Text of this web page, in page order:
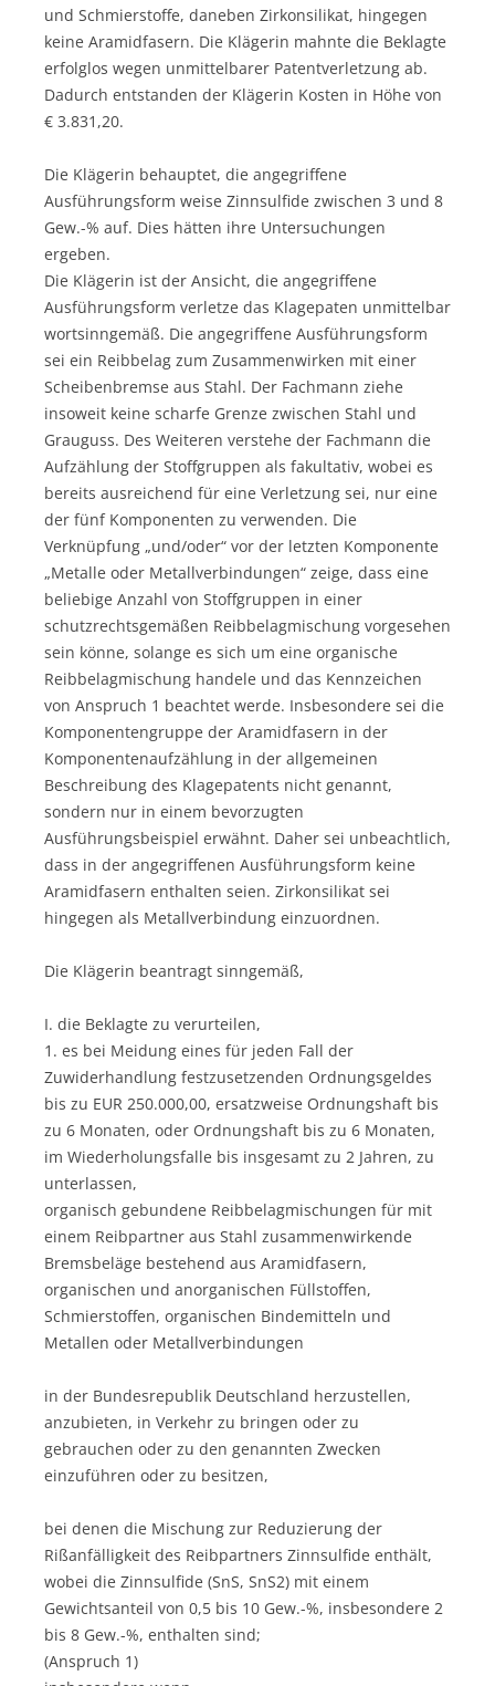
und Schmierstoffe, daneben Zirkonsilikat, hingegen
keine Aramidfasern. Die Klägerin mahnte die Beklagte
erfolglos wegen unmittelbarer Patentverletzung ab.
Dadurch entstanden der Klägerin Kosten in Höhe von
€ 3.831,20.
Die Klägerin behauptet, die angegriffene
Ausführungsform weise Zinnsulfide zwischen 3 und 8
Gew.-% auf. Dies hätten ihre Untersuchungen
ergeben.
Die Klägerin ist der Ansicht, die angegriffene
Ausführungsform verletze das Klagepaten unmittelbar
wortsinngemäß. Die angegriffene Ausführungsform
sei ein Reibbelag zum Zusammenwirken mit einer
Scheibenbremse aus Stahl. Der Fachmann ziehe
insoweit keine scharfe Grenze zwischen Stahl und
Grauguss. Des Weiteren verstehe der Fachmann die
Aufzählung der Stoffgruppen als fakultativ, wobei es
bereits ausreichend für eine Verletzung sei, nur eine
der fünf Komponenten zu verwenden. Die
Verknüpfung „und/oder“ vor der letzten Komponente
„Metalle oder Metallverbindungen“ zeige, dass eine
beliebige Anzahl von Stoffgruppen in einer
schutzrechtsgemäßen Reibbelagmischung vorgesehen
sein könne, solange es sich um eine organische
Reibbelagmischung handele und das Kennzeichen
von Anspruch 1 beachtet werde. Insbesondere sei die
Komponentengruppe der Aramidfasern in der
Komponentenaufzählung in der allgemeinen
Beschreibung des Klagepatents nicht genannt,
sondern nur in einem bevorzugten
Ausführungsbeispiel erwähnt. Daher sei unbeachtlich,
dass in der angegriffenen Ausführungsform keine
Aramidfasern enthalten seien. Zirkonsilikat sei
hingegen als Metallverbindung einzuordnen.
Die Klägerin beantragt sinngemäß,
I. die Beklagte zu verurteilen,
1. es bei Meidung eines für jeden Fall der
Zuwiderhandlung festzusetzenden Ordnungsgeldes
bis zu EUR 250.000,00, ersatzweise Ordnungshaft bis
zu 6 Monaten, oder Ordnungshaft bis zu 6 Monaten,
im Wiederholungsfalle bis insgesamt zu 2 Jahren, zu
unterlassen,
organisch gebundene Reibbelagmischungen für mit
einem Reibpartner aus Stahl zusammenwirkende
Bremsbeläge bestehend aus Aramidfasern,
organischen und anorganischen Füllstoffen,
Schmierstoffen, organischen Bindemitteln und
Metallen oder Metallverbindungen
in der Bundesrepublik Deutschland herzustellen,
anzubieten, in Verkehr zu bringen oder zu
gebrauchen oder zu den genannten Zwecken
einzuführen oder zu besitzen,
bei denen die Mischung zur Reduzierung der
Rißanfälligkeit des Reibpartners Zinnsulfide enthält,
wobei die Zinnsulfide (SnS, SnS2) mit einem
Gewichtsanteil von 0,5 bis 10 Gew.-%, insbesondere 2
bis 8 Gew.-%, enthalten sind;
(Anspruch 1)